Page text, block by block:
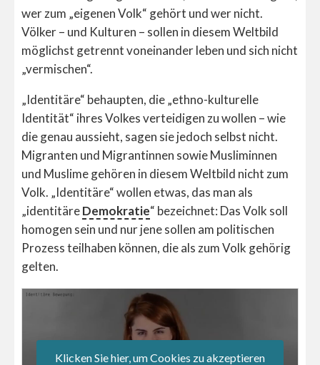
wer zum „eigenen Volk“ gehört und wer nicht.
Völker – und Kulturen – sollen in diesem Weltbild
möglichst getrennt voneinander leben und sich nicht
„vermischen“.
„Identitäre“ behaupten, die „ethno-kulturelle
Identität“ ihres Volkes verteidigen zu wollen – wie
die genau aussieht, sagen sie jedoch selbst nicht.
Migranten und Migrantinnen sowie Musliminnen
und Muslime gehören in diesem Weltbild nicht zum
Volk. „Identitäre“ wollen etwas, das man als
„identitäreDemokratie“ bezeichnet: Das Volk soll
homogen sein und nur jene sollen am politischen
Prozess teilhaben können, die als zum Volk gehörig
gelten.
Klicken Sie hier, um Cookies zu akzeptieren